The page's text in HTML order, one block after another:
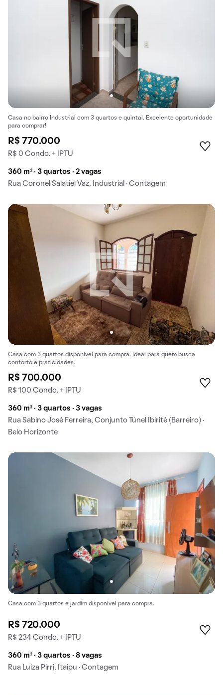
Casa no bairro Industrial com 3 quartos e quintal. Excelente oportunidade
para comprar!
R$ 770.000
R$ 0 Condo. + IPTU
360 m² · 3 quartos · 2 vagas
Rua Coronel Salatiel Vaz, Industrial · Contagem
Casa com 3 quartos disponível para compra. Ideal para quem busca
conforto e praticidades.
R$ 700.000
R$ 100 Condo. + IPTU
360 m² · 3 quartos · 3 vagas
Rua Sabino José Ferreira, Conjunto Túnel Ibirité (Barreiro) ·
Belo Horizonte
Casa com 3 quartos e jardim disponível para compra.
R$ 720.000
R$ 234 Condo. + IPTU
360 m² · 3 quartos · 8 vagas
Rua Luiza Pirri, Itaipu · Contagem